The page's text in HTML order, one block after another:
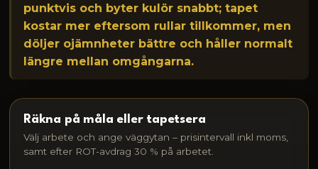
punktvis och byter kulör snabbt; tapet
kostar mer eftersom rullar tillkommer, men
döljer ojämnheter bättre och håller normalt
längre mellan omgångarna.
Räkna på måla eller tapetsera
Välj arbete och ange väggytan – prisintervall inkl moms,
samt efter ROT-avdrag 30 % på arbetet.